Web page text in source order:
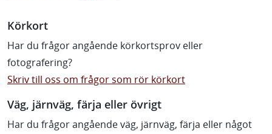
Körkort
Har du frågor angående körkortsprov eller
fotografering?
Skriv till oss om frågor som rör körkort
Väg, järnväg, färja eller övrigt
Har du frågor angående väg, järnväg, färja eller något